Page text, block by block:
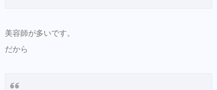
美容師が多いです。
だから